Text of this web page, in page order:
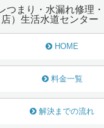
つまり・水漏れ修理
店）生活水道センター
HOME
料金一覧
解決までの流れ